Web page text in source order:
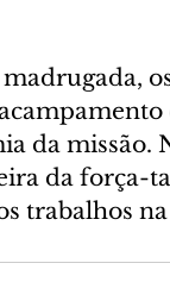
da missão.
da força-
trabalhos